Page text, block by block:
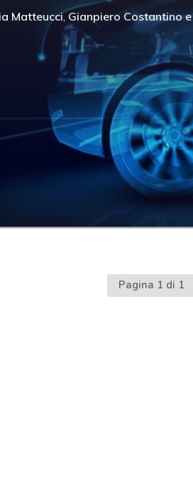
Matteucci, Gianpiero Costantino e
Pagina 1 di 1